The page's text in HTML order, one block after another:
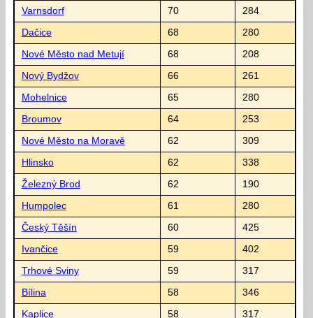
Varnsdorf 70 284
Dačice 68 280
Nové Město nad Metují 68 208
Nový Bydžov 66 261
Mohelnice 65 280
Broumov 64 253
Nové Město na Moravě 62 309
Hlinsko 62 338
Železný Brod 62 190
Humpolec 61 280
Český Těšín 60 425
Ivančice 59 402
Trhové Sviny 59 317
Bílina 58 346
Kaplice 58 317